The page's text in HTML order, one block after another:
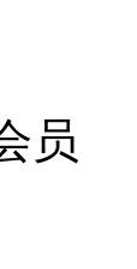
员